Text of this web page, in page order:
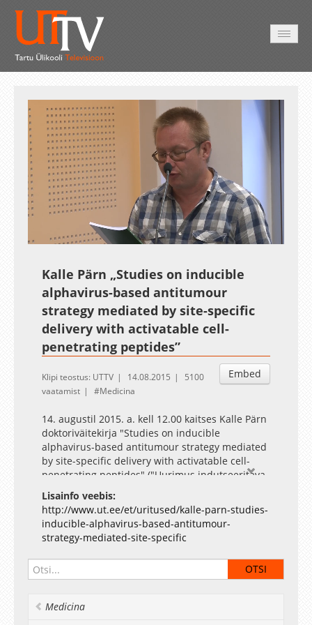
UnmuteLoaded
0.23%
Esituskiirused
Auto
Kalle Pärn „Studies on inducible
alphavirus-based antitumour
strategy mediated by site-specific
delivery with activatable cell-
penetrating peptides”
Embed
Klipi teostus: UTTV 14.08.2015
5100
vaatamist
Medicina
14. augustil 2015. a. kell 12.00 kaitses Kalle Pärn
doktoriväitekirja "Studies on inducible
alphavirus-based antitumour strategy mediated
by site-specific delivery with activatable cell-
penetrating peptides" ("Uurimus indutseeritava
alfaviirusel põhineva kasvajavastase strateegia
kohta, mis on vahendatud läbi aktiveeritavate
rakku sisenevate peptiidide poolt võimaldatava
kohtspetsiifilise kohaletoimetamise"). Juhendaja:
prof Ülo Langel, prof Andres Merits (Tartu
ülikool) Oponent: PhD Kenneth Herbert
Lundstrom, PanTherapeutics, Šveits Kokkuvõte
polaarsusega üheahelalisel RNA-l põhinevaid
viiruseid, mille enimtuntud liikmete hulgas on
Lisainfo veebis:
http://www.ut.ee/et/uritused/kalle-parn-studies-
inducible-alphavirus-based-antitumour-
strategy-mediated-site-specific
Medicina